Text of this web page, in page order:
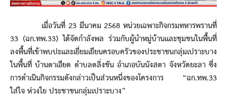
เมื่อวันที่ 23 มีนาคม 2568 หน่วยเฉพาะกิจกรมทหารพรานที่
33 (ฉก.ทพ.33) ได้จัดกำลังพล ร่วมกับผู้นำหมู่บ้านและชุมชนในพื้นที่
ลงพื้นที่เข้าพบปะและเยี่ยมเยียนครอบครัวของประชาชนกลุ่มเปราะบาง
ในพื้นที่ บ้านตาเอียด ตำบลตลิ่งชัน อำเภอบันนังสตา จังหวัดยะลา ซึ่ง
การดำเนินกิจกรรมดังกล่าวเป็นส่วนหนึ่งของโครงการ “ฉก.ทพ.33
ใส่ใจ ห่วงใย ประชาชนกลุ่มเปราะบาง”